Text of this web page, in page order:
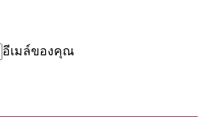
อีเมล์ของคุณ